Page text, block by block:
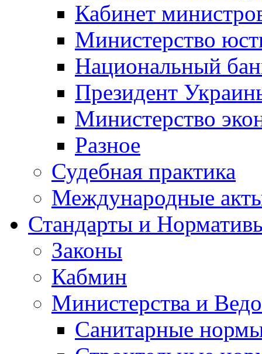
Кабинет
Министерство
Национальный
Президент
Министерство
Разное
Судебная практика
Международные
Стандарты и
Законы
Кабмин
Министерства и
Санитарные